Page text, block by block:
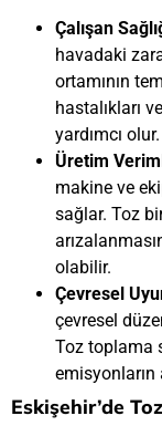
Çalışan
havadaki
ortamının
hastalıkları
yardımcı olur.
Üretim
makine ve
sağlar. Toz
olabilir.
Çevresel
çevresel
Toz toplama
emisyonların
Eskişehir’de